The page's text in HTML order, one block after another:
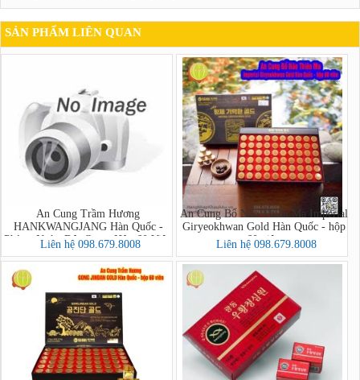
SẢN PHẨM LIÊN QUAN
An Cung Trầm Hương
HANKWANGJANG Hàn Quốc -
Phòng Ngừa Đột Quỵ - Hộp 60 Viên
(Premium Balhyo Chimhyang
Hongsamdam)
Liên hệ 098.679.8008
An Cung Bổ Não Thiên Ma Imperial
Giryeokhwan Gold Hàn Quốc - hộp
60 viên
Liên hệ 098.679.8008